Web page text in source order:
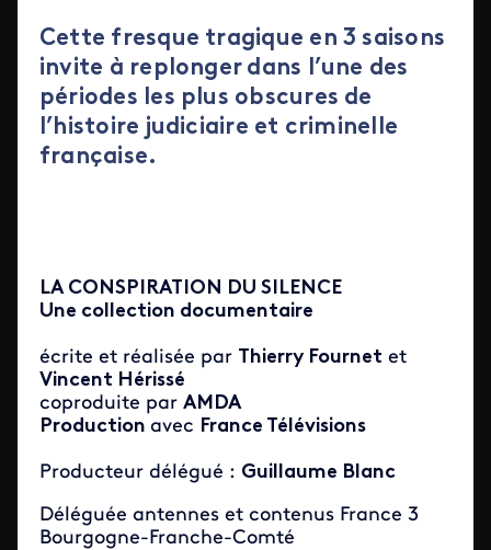
Cette fresque tragique en 3 saisons
invite à replonger dans l’une des
périodes les plus obscures de
l’histoire judiciaire et criminelle
française.
LA CONSPIRATION DU SILENCE
Une collection documentaire
écrite et réalisée par Thierry Fournet et
Vincent Hérissé
coproduite par AMDA
Production avec France Télévisions
Producteur délégué : Guillaume Blanc
Déléguée antennes et contenus France 3
Bourgogne-Franche-Comté